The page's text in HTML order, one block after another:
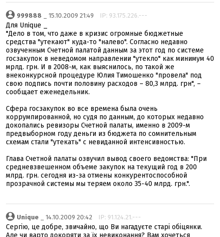
999888 _ 15.10.2009 21:49 IP: 93.175.226.---
Для Unique _
"Дело в том, что даже в кризис огромные бюджетные
средства "утекают" куда-то "налево". Согласно недавно
озвученным Счетной палатой данным за этот год по системе
госзакупок в неведомом направлении "утекло" как минимум 40
мрлд. грн. И в 2008-м, как выяснилось, по такой же
внеконкурсной процедуре Юлия Тимошенко "провела" под
свою подпись почти половину расходов – 80,3 млрд. грн", –
сообщает еженедельник.
Сфера госзакупок во все времена была очень
коррумпированной, но судя по данным, до которых недавно
докопались ревизоры Счетной палаты, именно в 2009-м
предвыборном году деньги из бюджета по сомнительным
схемам стали "утекать" с невиданной интенсивностью.
Глава Счетной палаты озвучил вывод своего ведомства: "При
средневзвешенном объеме закупок на текущий год в 200
млрд. грн. сегодня из-за отмены конкурентоспособной
прозрачной системы мы теряем около 35-40 млрд. грн.".
Unique _ 14.10.2009 20:42 IP: 91.124.21.---
Сергію, це добре, звичайно, що Ви нагадуєте старі обіцянки.
Але чи варто докоряти за їх невиконання? Вам хочеться